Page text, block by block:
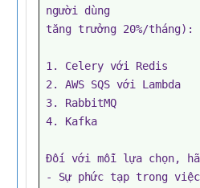
người dùng
tăng trưởng 20%/tháng):
1. Celery với Redis
2. AWS SQS với Lambda
3. RabbitMQ
4. Kafka
Đối với mỗi lựa chọn,
- Sự phức tạp trong